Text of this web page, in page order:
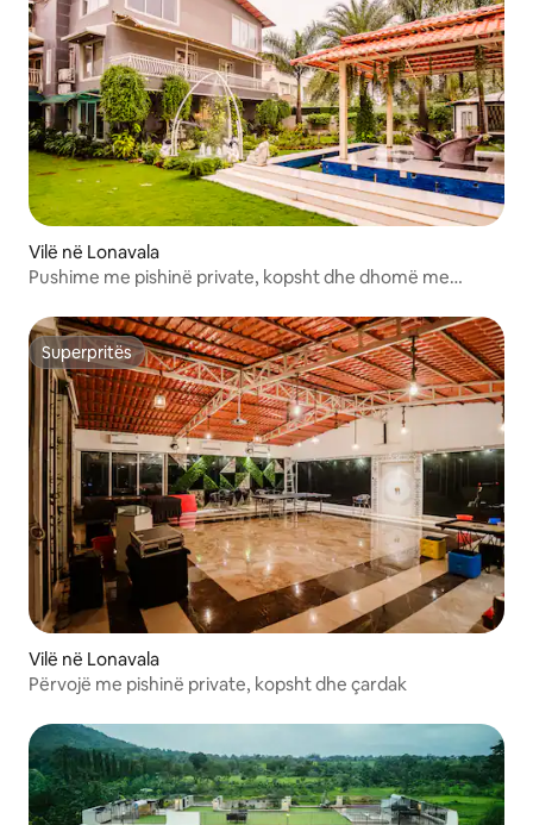
Vilë në Lonavala
Pushime me pishinë private, kopsht dhe dhomë me
Superpritës
Superpritës
Vilë në Lonavala
Përvojë me pishinë private, kopsht dhe çardak